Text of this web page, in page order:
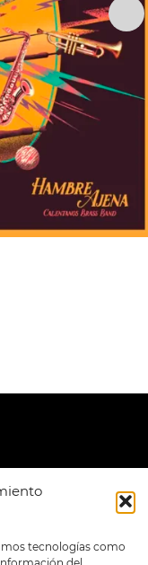
tecnologías como
ESTILOS
PREVENTAS